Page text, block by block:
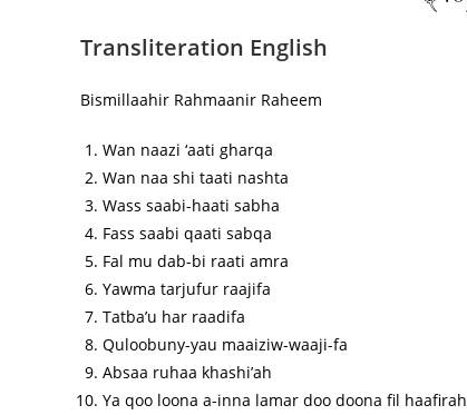
Transliteration English
Bismillaahir Rahmaanir Raheem
Wan naazi ‘aati gharqa
Wan naa shi taati nashta
Wass saabi-haati sabha
Fass saabi qaati sabqa
Fal mu dab-bi raati amra
Yawma tarjufur raajifa
Tatba’u har raadifa
Quloobuny-yau maaiziw-waaji-fa
Absaa ruhaa khashi’ah
Ya qoo loona a-inna lamar doo doona fil haafirah